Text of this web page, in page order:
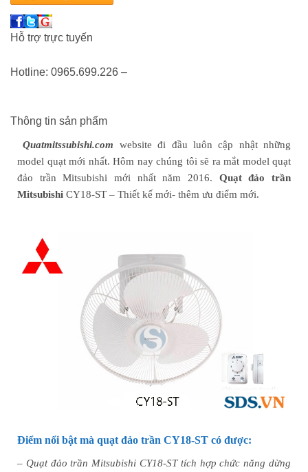
Hỗ trợ trực tuyến
Hotline: 0965.699.226 –
Thông tin sản phẩm
Quatmitssubishi.com website đi đầu luôn cập nhật những
model quạt mới nhất. Hôm nay chúng tôi sẽ ra mắt model quạt
đảo trần Mitsubishi mới nhất năm 2016. Quạt đảo trần
Mitsubishi CY18-ST – Thiết kế mới- thêm ưu điểm mới.
Điểm nổi bật mà quạt đảo trần CY18-ST có được:
– Quạt đảo trần Mitsubishi CY18-ST tích hợp chức năng dừng